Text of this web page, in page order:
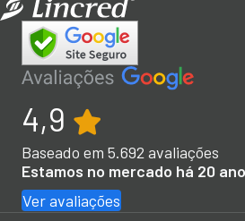
4,9
Baseado em 5.692 avaliações
Estamos no mercado há 20
Ver avaliações